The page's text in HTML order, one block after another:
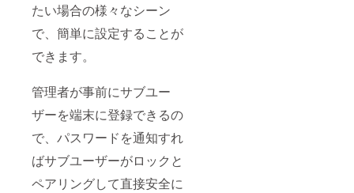
たい場合の様々なシーン
で、簡単に設定することが
できます。
管理者が事前にサブユー
ザーを端末に登録できるの
で、パスワードを通知すれ
ばサブユーザーがロックと
ペアリングして直接安全に